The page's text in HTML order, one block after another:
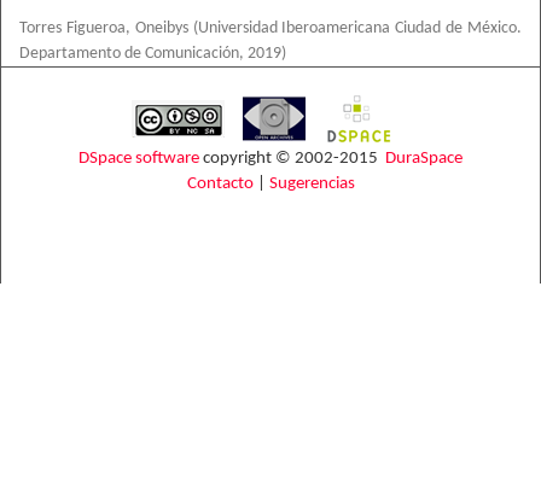
Torres Figueroa, Oneibys (Universidad Iberoamericana Ciudad de México.
Departamento de Comunicación, 2019)
DSpace software copyright © 2002-2015 DuraSpace
Contacto| Sugerencias